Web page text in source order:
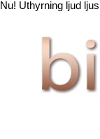
Nu! Uthyrning ljud